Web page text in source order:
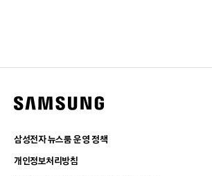
삼성전자 뉴스룸 운영 정책
개인정보처리방침